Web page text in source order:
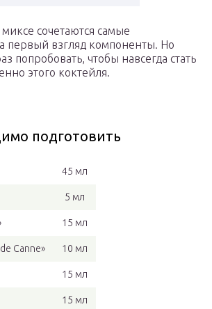
сочетаются самые
первый взгляд компоненты. Но
попробовать, чтобы навсегда стать
этого коктейля.
подготовить
45 мл
5 мл
15 мл
Canne» 10 мл
15 мл
15 мл